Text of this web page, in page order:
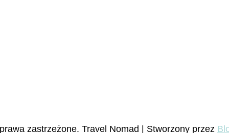
zastrzeżone. Travel Nomad | Stworzony przez